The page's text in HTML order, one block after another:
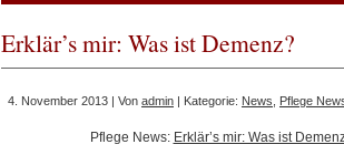
Erklär’s mir: Was ist Demenz?
4. November 2013 | Von admin | Kategorie: News Pflege
Pflege News: Erklär’s mir: Was ist